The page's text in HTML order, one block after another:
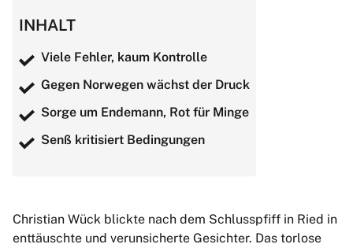
INHALT
Viele Fehler, kaum Kontrolle
Gegen Norwegen wächst der Druck
Sorge um Endemann, Rot für Minge
Senß kritisiert Bedingungen
Christian Wück blickte nach dem Schlusspfiff in Ried in
enttäuschte und verunsicherte Gesichter. Das torlose